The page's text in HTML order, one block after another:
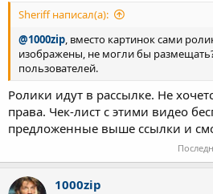
Sheriff написал(а):
@1000zip, вместо картинок сами
изображены, не могли бы
пользователей.
Ролики идут в рассылке. Не
права. Чек-лист с этими видео
предложенные выше ссылки и
1000zip